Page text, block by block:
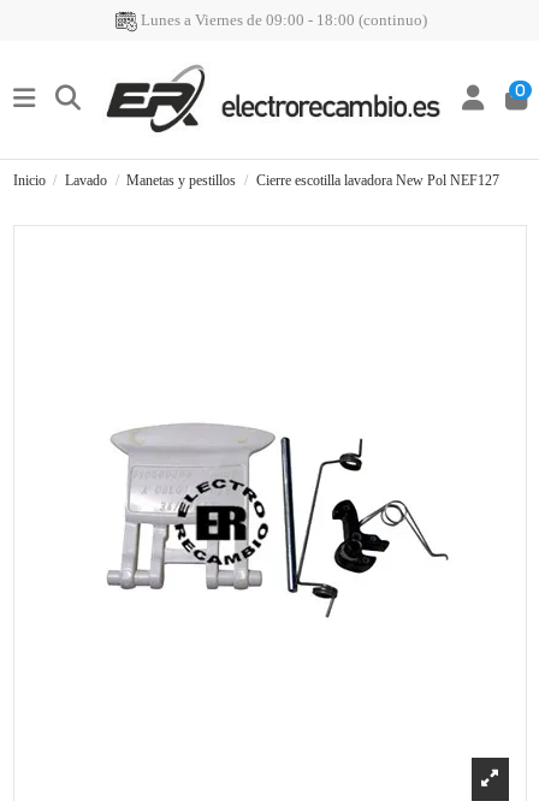
Lunes a Viernes de 09:00 - 18:00 (continuo)
0
Inicio Lavado Manetas y pestillos Cierre escotilla lavadora New Pol NEF127